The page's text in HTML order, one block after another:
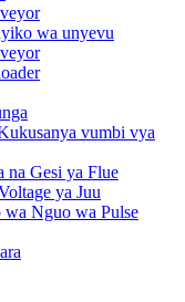
wa unyevu
vumbi vya
na Gesi ya Flue
ya Juu
Nguo wa Pulse